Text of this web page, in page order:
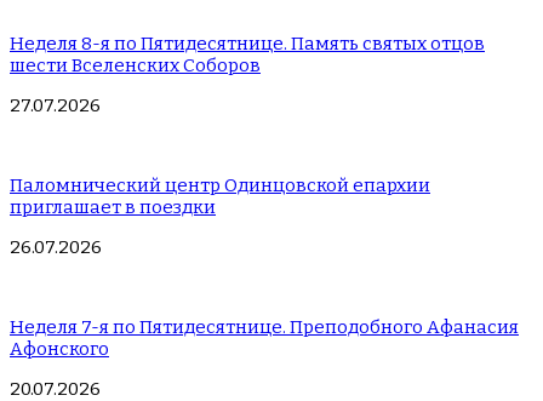
Неделя 8-я по Пятидесятнице. Память святых отцов
шести Вселенских Соборов
27.07.2026
Паломнический центр Одинцовской епархии
приглашает в поездки
26.07.2026
Неделя 7-я по Пятидесятнице. Преподобного Афанасия
Афонского
20.07.2026